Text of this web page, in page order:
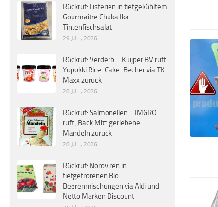
Rückruf: Listerien in tiefgekühltem
Gourmaître Chuka Ika
Tintenfischsalat
29 JULI, 2026
Rückruf: Verderb – Kuijper BV ruft
Yopokki Rice-Cake-Becher via TK
Maxx zurück
28 JULI, 2026
Rückruf: Salmonellen – IMGRO
ruft „Back Mit“ geriebene
Mandeln zurück
28 JULI, 2026
Rückruf: Noroviren in
tiefgefrorenen Bio
Beerenmischungen via Aldi und
Netto Marken Discount